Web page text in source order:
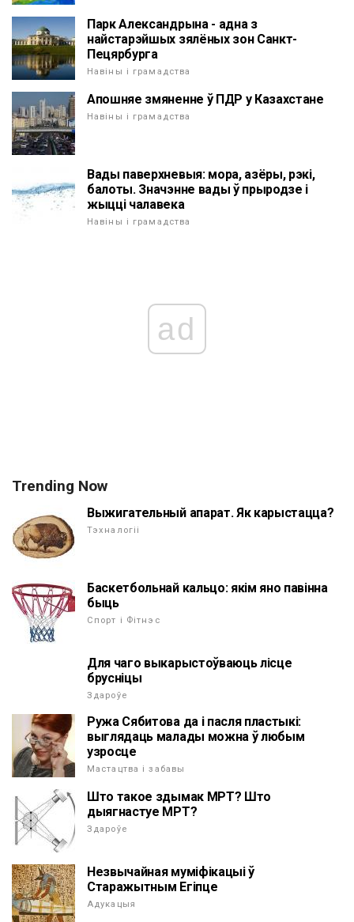
Парк Александрына - адна з
найстарэйшых зялёных зон Санкт-
Пецярбурга
Навіны і грамадства
Апошняе змяненне ў ПДР у Казахстане
Навіны і грамадства
Вады паверхневыя: мора, азёры, рэкі,
балоты. Значэнне вады ў прыродзе і
жыцці чалавека
Навіны і грамадства
ad
Trending Now
Выжигательный апарат. Як карыстацца?
Тэхналогіі
Баскетбольнай кальцо: якім яно павінна
быць
Спорт і Фітнэс
Для чаго выкарыстоўваюць лісце
брусніцы
Здароўе
Ружа Сябитова да і пасля пластыкі:
выглядаць малады можна ў любым
узросце
Мастацтва і забавы
Што такое здымак МРТ? Што
дыягнастуе МРТ?
Здароўе
Незвычайная муміфікацыі ў
Старажытным Егіпце
Адукацыя